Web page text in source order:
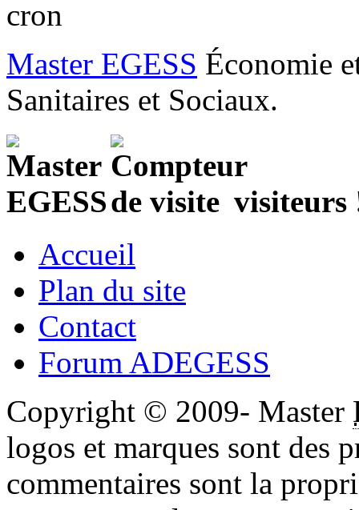
Master EGESS Économie
Sanitaires et Sociaux.
visiteurs
Accueil
Plan du site
Contact
Forum ADEGESS
Copyright © 2009- Master
logos et marques sont des
commentaires sont la